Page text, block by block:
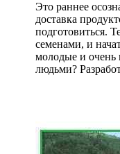
Это раннее
доставка
подготовиться.
семенами, и
молодые и очень
людьми?